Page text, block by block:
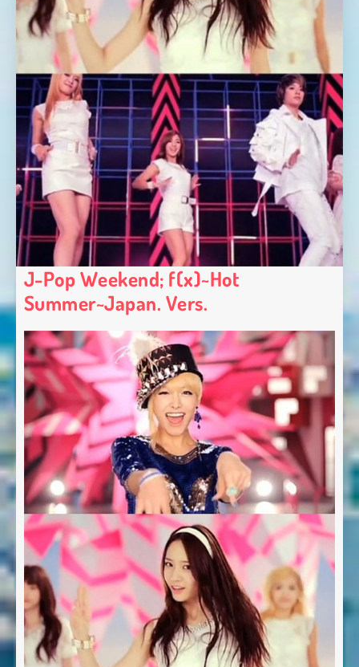
J-Pop Weekend; f(x)~Hot
Summer~Japan. Vers.